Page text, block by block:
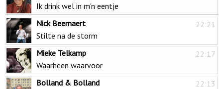
Ik drink wel in m'n eentje
22:21
Nick Beernaert
Stilte na de storm
22:17
Mieke Telkamp
Waarheen waarvoor
22:13
Bolland & Bolland